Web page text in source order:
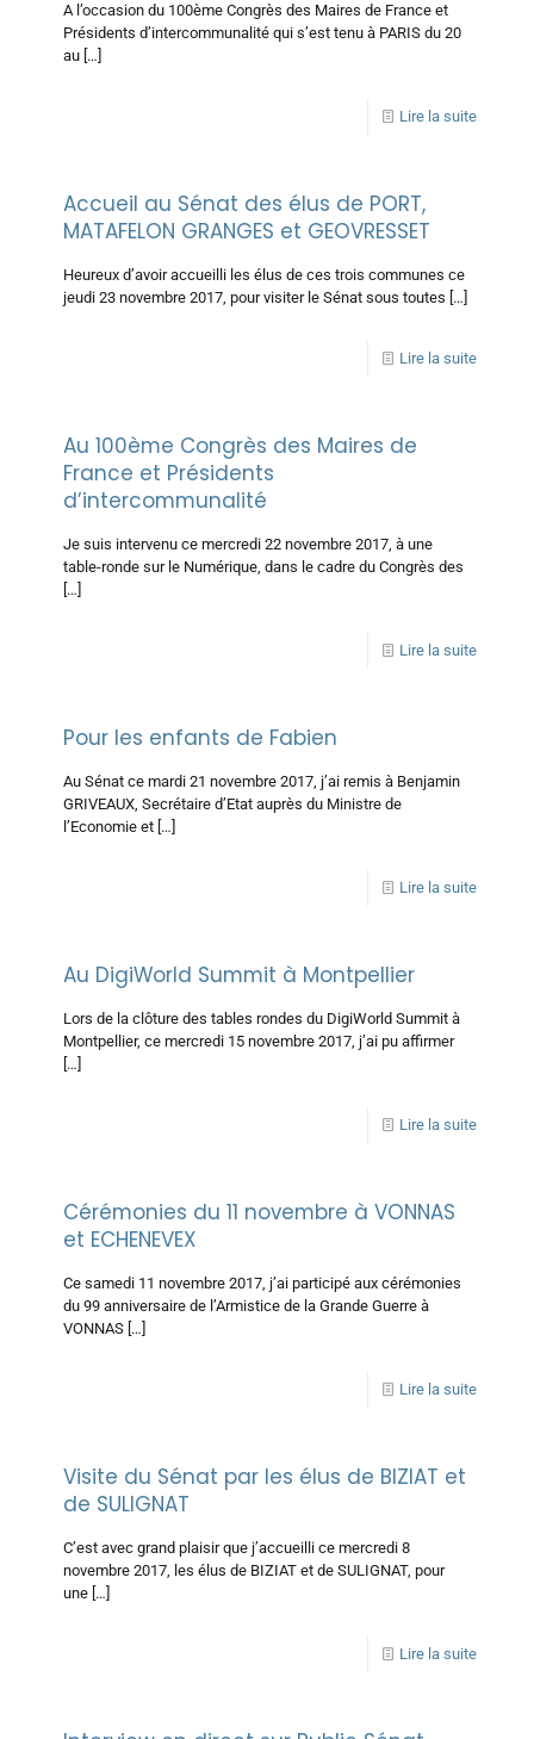
A l’occasion du 100ème Congrès des Maires de France et
Présidents d’intercommunalité qui s’est tenu à PARIS du 20
au […]
Lire la suite
Accueil au Sénat des élus de PORT,
MATAFELON GRANGES et GEOVRESSET
Heureux d’avoir accueilli les élus de ces trois communes ce
jeudi 23 novembre 2017, pour visiter le Sénat sous toutes […]
Lire la suite
Au 100ème Congrès des Maires de
France et Présidents
d’intercommunalité
Je suis intervenu ce mercredi 22 novembre 2017, à une
table-ronde sur le Numérique, dans le cadre du Congrès des
[…]
Lire la suite
Pour les enfants de Fabien
Au Sénat ce mardi 21 novembre 2017, j’ai remis à Benjamin
GRIVEAUX, Secrétaire d’Etat auprès du Ministre de
l’Economie et […]
Lire la suite
Au DigiWorld Summit à Montpellier
Lors de la clôture des tables rondes du DigiWorld Summit à
Montpellier, ce mercredi 15 novembre 2017, j’ai pu affirmer
[…]
Lire la suite
Cérémonies du 11 novembre à VONNAS
et ECHENEVEX
Ce samedi 11 novembre 2017, j’ai participé aux cérémonies
du 99 anniversaire de l’Armistice de la Grande Guerre à
VONNAS […]
Lire la suite
Visite du Sénat par les élus de BIZIAT et
de SULIGNAT
C’est avec grand plaisir que j’accueilli ce mercredi 8
novembre 2017, les élus de BIZIAT et de SULIGNAT, pour
une […]
Lire la suite